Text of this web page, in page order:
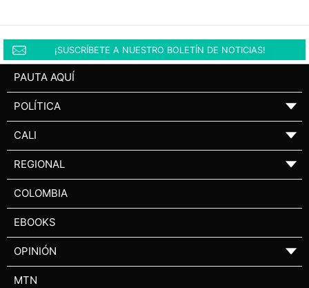
¡SUSCRÍBETE A NUESTRO BOLETÍN DE NOTICIAS!
PAUTA AQUÍ
POLÍTICA ▼
CALI ▼
REGIONAL ▼
COLOMBIA
EBOOKS
OPINIÓN ▼
MTN